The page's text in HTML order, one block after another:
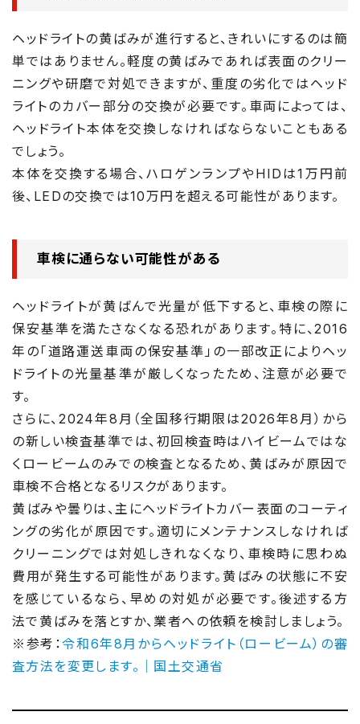
ヘッドライトの黄ばみが進行すると、きれいにするのは簡
単ではありません。軽度の黄ばみであれば表面のクリー
ニングや研磨で対処できますが、重度の劣化ではヘッド
ライトのカバー部分の交換が必要です。車両によっては、
ヘッドライト本体を交換しなければならないこともある
でしょう。
本体を交換する場合、ハロゲンランプやHIDは1万円前
後、LEDの交換では10万円を超える可能性があります。
車検に通らない可能性がある
ヘッドライトが黄ばんで光量が低下すると、車検の際に
保安基準を満たさなくなる恐れがあります。特に、2016
年の「道路運送車両の保安基準」の一部改正によりヘッ
ドライトの光量基準が厳しくなったため、注意が必要で
す。
さらに、2024年8月（全国移行期限は2026年8月）から
の新しい検査基準では、初回検査時はハイビームではな
くロービームのみでの検査となるため、黄ばみが原因で
車検不合格となるリスクがあります。
黄ばみや曇りは、主にヘッドライトカバー表面のコーティ
ングの劣化が原因です。適切にメンテナンスしなければ
クリーニングでは対処しきれなくなり、車検時に思わぬ
費用が発生する可能性があります。黄ばみの状態に不安
を感じているなら、早めの対処が必要です。後述する方
法で黄ばみを落とすか、業者への依頼を検討しましょう。
※参考：令和6年8月からヘッドライト（ロービーム）の審
査方法を変更します。｜国土交通省